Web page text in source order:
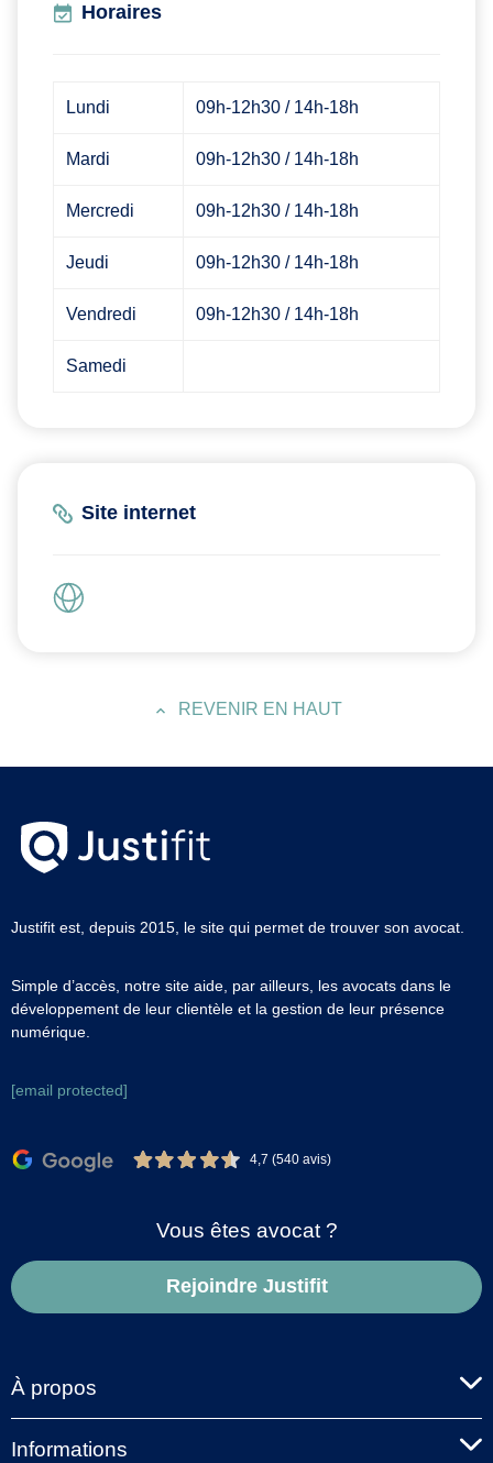
Horaires
Lundi 09h-12h30 / 14h-18h
Mardi 09h-12h30 / 14h-18h
Mercredi 09h-12h30 / 14h-18h
Jeudi 09h-12h30 / 14h-18h
Vendredi 09h-12h30 / 14h-18h
Samedi
Site internet
REVENIR EN HAUT
Justifit est, depuis 2015, le site qui permet de trouver son avocat.
Simple d’accès, notre site aide, par ailleurs, les avocats dans le
développement de leur clientèle et la gestion de leur présence
numérique.
[email protected]
4,7 (540 avis)
Vous êtes avocat ?
Rejoindre Justifit
À propos
Informations